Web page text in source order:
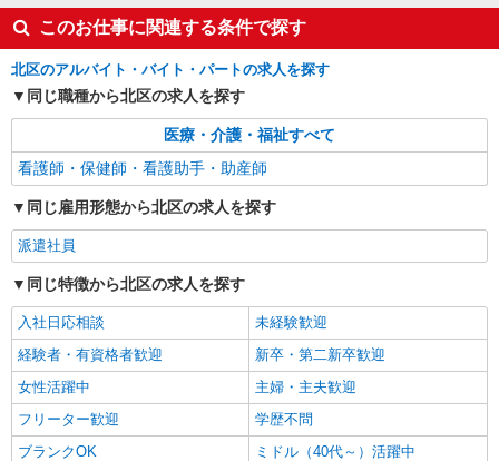
このお仕事に関連する条件で探す
北区のアルバイト・バイト・パートの求人を探す
同じ職種から北区の求人を探す
医療・介護・福祉すべて
看護師・保健師・看護助手・助産師
同じ雇用形態から北区の求人を探す
派遣社員
同じ特徴から北区の求人を探す
入社日応相談
未経験歓迎
経験者・有資格者歓迎
新卒・第二新卒歓迎
女性活躍中
主婦・主夫歓迎
フリーター歓迎
学歴不問
ブランクOK
ミドル（40代～）活躍中